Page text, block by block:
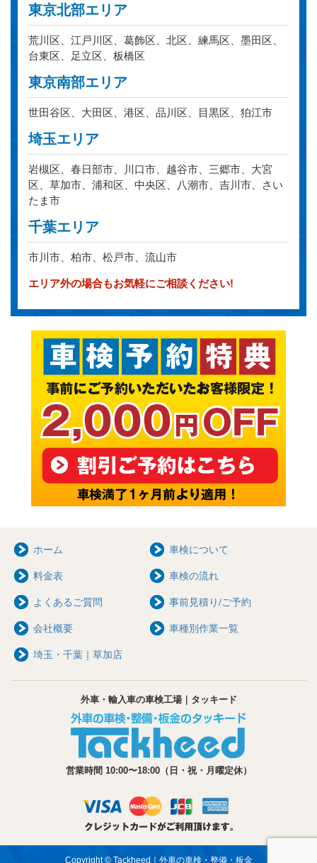
東京北部エリア
荒川区、江戸川区、葛飾区、北区、練馬区、墨田区、
台東区、足立区、板橋区
東京南部エリア
世田谷区、大田区、港区、品川区、目黒区、狛江市
埼玉エリア
岩槻区、春日部市、川口市、越谷市、三郷市、大宮
区、草加市、浦和区、中央区、八潮市、吉川市、さい
たま市
千葉エリア
市川市、柏市、松戸市、流山市
エリア外の場合もお気軽にご相談ください!
ホーム 車検について
料金表 車検の流れ
よくあるご質問 事前見積り/ご予約
会社概要 車種別作業一覧
埼玉・千葉｜草加店
外車・輸入車の車検工場｜タッキード
営業時間 10:00〜18:00（日・祝・月曜定休）
Copyright © Tackheed｜外車の車検・整備・板金